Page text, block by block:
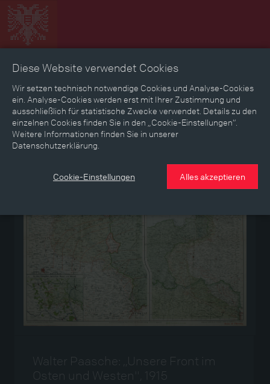
Zeitbild Zeitreise Landkarte Erinnerungen
Mediathek Textmodus
Medium
Walter Paasche: „Unsere Front im
Osten und Westen", 1915
Diese Website verwendet Cookies
Wir setzen technisch notwendige Cookies und Analyse-Cookies
ein. Analyse-Cookies werden erst mit Ihrer Zustimmung und
ausschließlich für statistische Zwecke verwendet. Details zu den
einzelnen Cookies finden Sie in den „Cookie-Einstellungen“.
Weitere Informationen finden Sie in unserer
Datenschutzerklärung.
Cookie-Einstellungen Alles akzeptieren